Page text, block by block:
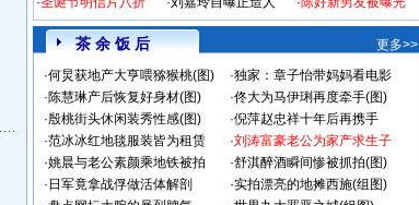
茶 余 饭 后
更多>>
·何炅获地产大亨喂猕猴桃(图) ·独家：章子怡带妈妈看电影
·陈慧琳产后恢复好身材(图) ·佟大为马伊琍再度牵手(图)
·殷桃街头休闲装秀性感(图) ·倪萍赵忠祥十年后再携手
·范冰冰红地毯服装皆为租赁 ·刘涛富豪老公为家产求生子
·姚晨与老公素颜乘地铁被拍 ·舒淇醉酒瞬间惨被抓拍(图)
· 日军竟拿战俘做活体解剖 ·实拍漂亮的地摊西施(组图)